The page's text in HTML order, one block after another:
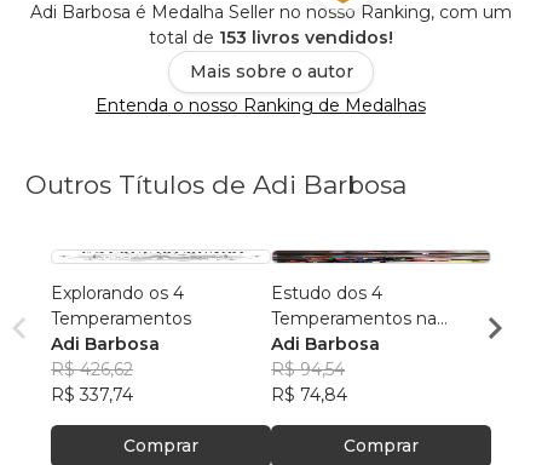
Adi Barbosa é Medalha Seller no nosso Ranking, com um
total de 153 livros vendidos!
Mais sobre o autor
Entenda o nosso Ranking de Medalhas
Outros Títulos de Adi Barbosa
Explorando os 4
Temperamentos
Adi Barbosa
R$ 426,62
R$ 337,74
Comprar
Estudo dos 4
Temperamentos na
Educação: Estratégias e
Aplicações
Adi Barbosa
R$ 94,54
R$ 74,84
Comprar
Adi